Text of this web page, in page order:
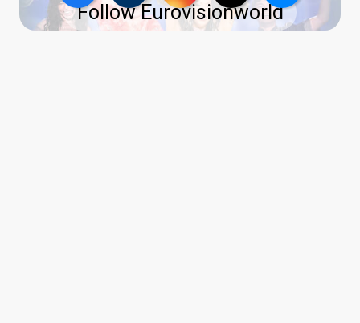
Follow Eurovisionworld